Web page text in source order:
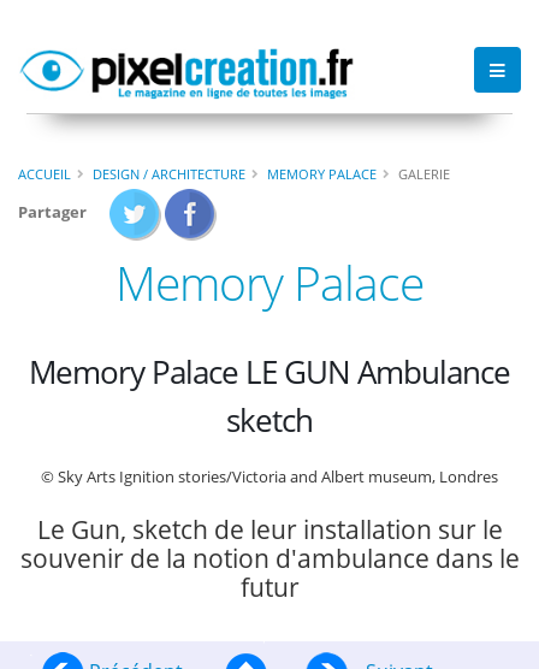
ACCUEIL DESIGN / ARCHITECTURE MEMORY PALACE GALERIE
Partager
Memory Palace
Memory Palace LE GUN Ambulance
sketch
© Sky Arts Ignition stories/Victoria and Albert museum, Londres
Le Gun, sketch de leur installation sur le
souvenir de la notion d'ambulance dans le
futur